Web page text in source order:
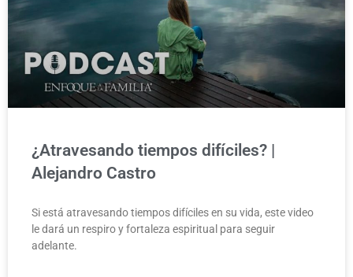
¿Atravesando tiempos difíciles? |
Alejandro Castro
Si está atravesando tiempos difíciles en su vida, este video
le dará un respiro y fortaleza espiritual para seguir
adelante.